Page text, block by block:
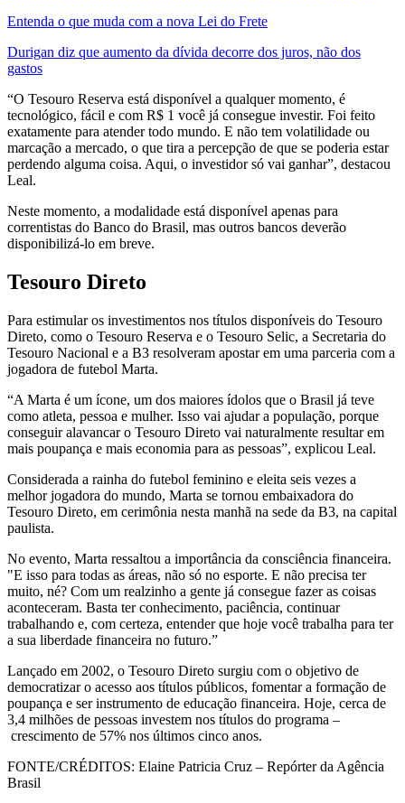
Entenda o que muda com a nova Lei do Frete
Durigan diz que aumento da dívida decorre dos juros, não dos
gastos
“O Tesouro Reserva está disponível a qualquer momento, é
tecnológico, fácil e com R$ 1 você já consegue investir. Foi feito
exatamente para atender todo mundo. E não tem volatilidade ou
marcação a mercado, o que tira a percepção de que se poderia estar
perdendo alguma coisa. Aqui, o investidor só vai ganhar”, destacou
Leal.
Neste momento, a modalidade está disponível apenas para
correntistas do Banco do Brasil, mas outros bancos deverão
disponibilizá-lo em breve.
Tesouro Direto
Para estimular os investimentos nos títulos disponíveis do Tesouro
Direto, como o Tesouro Reserva e o Tesouro Selic, a Secretaria do
Tesouro Nacional e a B3 resolveram apostar em uma parceria com a
jogadora de futebol Marta.
“A Marta é um ícone, um dos maiores ídolos que o Brasil já teve
como atleta, pessoa e mulher. Isso vai ajudar a população, porque
conseguir alavancar o Tesouro Direto vai naturalmente resultar em
mais poupança e mais economia para as pessoas”, explicou Leal.
Considerada a rainha do futebol feminino e eleita seis vezes a
melhor jogadora do mundo, Marta se tornou embaixadora do
Tesouro Direto, em cerimônia nesta manhã na sede da B3, na capital
paulista.
No evento, Marta ressaltou a importância da consciência financeira.
"E isso para todas as áreas, não só no esporte. E não precisa ter
muito, né? Com um realzinho a gente já consegue fazer as coisas
aconteceram. Basta ter conhecimento, paciência, continuar
trabalhando e, com certeza, entender que hoje você trabalha para ter
a sua liberdade financeira no futuro.”
Lançado em 2002, o Tesouro Direto surgiu com o objetivo de
democratizar o acesso aos títulos públicos, fomentar a formação de
poupança e ser instrumento de educação financeira. Hoje, cerca de
3,4 milhões de pessoas investem nos títulos do programa –
crescimento de 57% nos últimos cinco anos.
FONTE/CRÉDITOS: Elaine Patricia Cruz – Repórter da Agência
Brasil